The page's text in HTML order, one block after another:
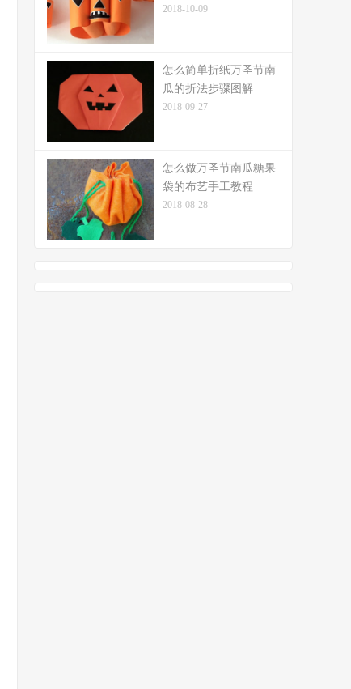
2018-10-09
怎么简单折纸万圣节南
瓜的折法步骤图解
2018-09-27
怎么做万圣节南瓜糖果
袋的布艺手工教程
2018-08-28